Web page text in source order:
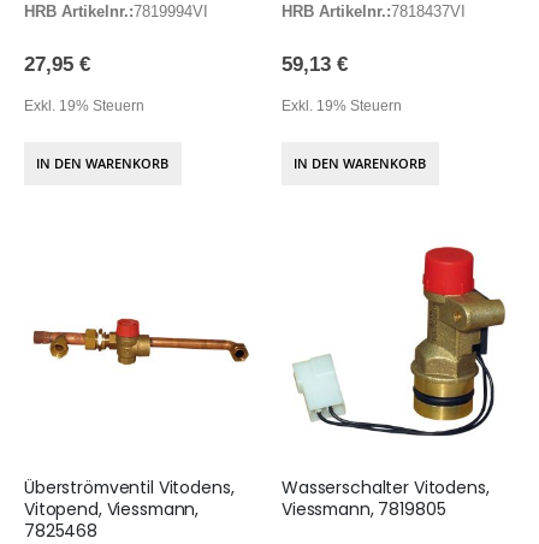
HRB Artikelnr.:7819994VI
27,95 €
Exkl. 19% Steuern
IN DEN WARENKORB
HRB Artikelnr.:7818437VI
59,13 €
Exkl. 19% Steuern
IN DEN WARENKORB
Überströmventil Vitodens,
Vitopend, Viessmann,
7825468
Wasserschalter Vitodens,
Viessmann, 7819805